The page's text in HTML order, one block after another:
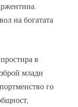
на богатата
в
млади
го